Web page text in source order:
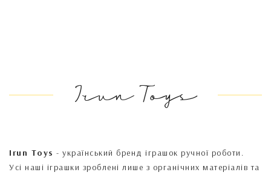
Irun Toys
Irun Toys - український бренд іграшок ручної роботи.
Усі наші іграшки зроблені лише з органічних матеріалів та